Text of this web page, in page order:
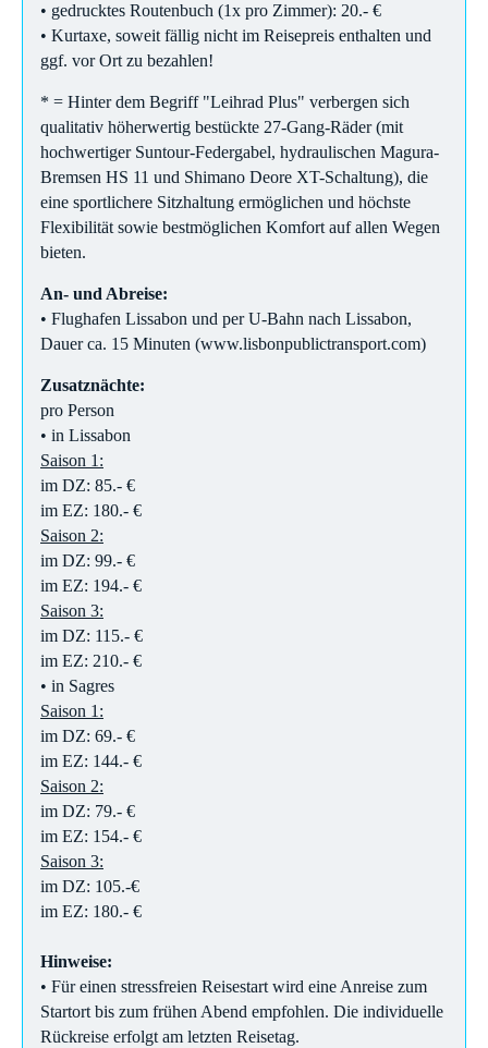
• gedrucktes Routenbuch (1x pro Zimmer): 20.- €
• Kurtaxe, soweit fällig nicht im Reisepreis enthalten und
ggf. vor Ort zu bezahlen!
* = Hinter dem Begriff "Leihrad Plus" verbergen sich
qualitativ höherwertig bestückte 27-Gang-Räder (mit
hochwertiger Suntour-Federgabel, hydraulischen Magura-
Bremsen HS 11 und Shimano Deore XT-Schaltung), die
eine sportlichere Sitzhaltung ermöglichen und höchste
Flexibilität sowie bestmöglichen Komfort auf allen Wegen
bieten.
An- und Abreise:
• Flughafen Lissabon und per U-Bahn nach Lissabon,
Dauer ca. 15 Minuten (www.lisbonpublictransport.com)
Zusatznächte:
pro Person
• in Lissabon
Saison 1:
im DZ: 85.- €
im EZ: 180.- €
Saison 2:
​im DZ: 99.- €
im EZ: 194.- €
Saison 3:
im DZ: 115.- €
im EZ: 210.- €
• in Sagres
Saison 1:
im DZ: 69.- €
im EZ: 144.- €
Saison 2:
im DZ: 79.- €
im EZ: 154.- €
Saison 3:
im DZ: 105.-€
im EZ: 180.- €
Hinweise:
• Für einen stressfreien Reisestart wird eine Anreise zum
Startort bis zum frühen Abend empfohlen. Die individuelle
Rückreise erfolgt am letzten Reisetag.